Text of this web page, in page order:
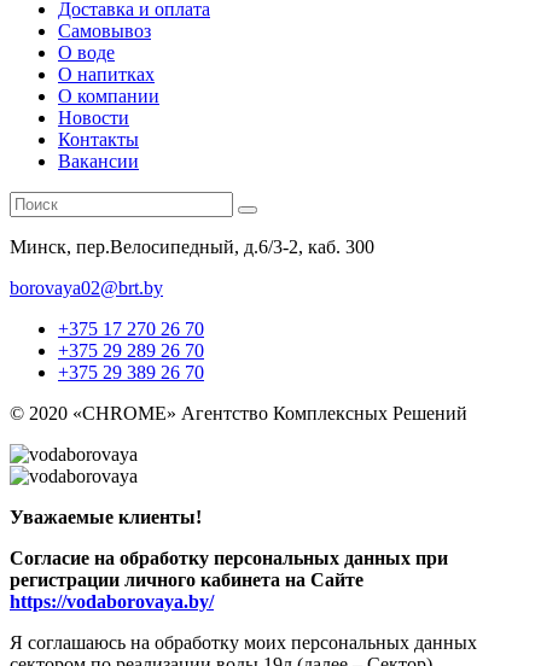
Доставка и оплата
Самовывоз
О воде
О напитках
О компании
Новости
Контакты
Вакансии
Минск, пер.Велосипедный, д.6/3-2, каб. 300
borovaya02@brt.by
+375 17 270 26 70
+375 29 289 26 70
+375 29 389 26 70
© 2020 «CHROME» Агентство Комплексных Решений
Уважаемые клиенты!
Согласие на обработку персональных данных при
регистрации личного кабинета на Сайте
https://vodaborovaya.by/
Я соглашаюсь на обработку моих персональных данных